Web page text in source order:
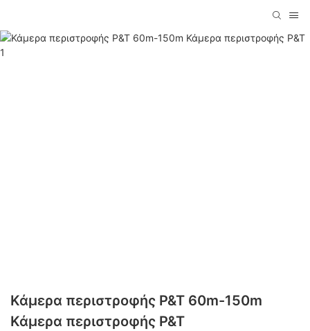
Κάμερα περιστροφής P&T 60m-150m
Κάμερα περιστροφής P&T